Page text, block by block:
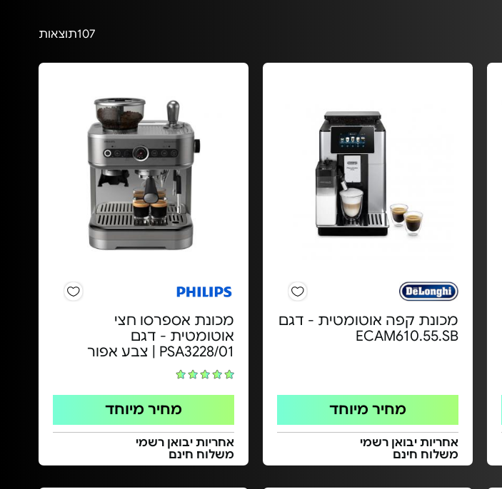
107תוצאות
מכונת קפה אוטומטית - דגם
ECAM610.55.SB
מחיר מיוחד
אחריות יבואן רשמי
משלוח חינם
מכונת אספרסו חצי
אוטומטית - דגם
PSA3228/01 | צבע אפור
מחיר מיוחד
אחריות יבואן רשמי
משלוח חינם